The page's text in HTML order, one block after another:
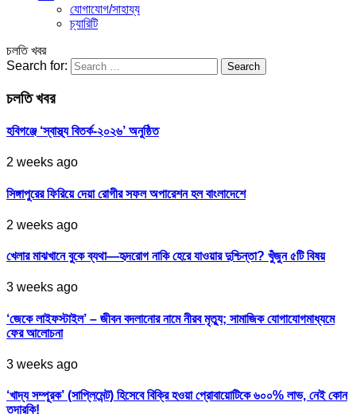
যোগাযোগ/সাহায্য
চ্যারিটি
চলতি খবর
Search for:
চলতি খবর
হবিগঞ্জে ‘স্বাস্থ্য বিতর্ক-২০২৬’ অনুষ্ঠিত
2 weeks ago
সিঙ্গাপুরের ফিরিয়ে দেয়া রোগীর সফল অপারেশন হল বাংলাদেশে
2 weeks ago
খেলার মাঝখানে বুকে ব্যথা—হৃদরোগ নাকি হেরে যাওয়ার দুশ্চিন্তা? খুঁজুন ৫টি বিষয়
3 weeks ago
‘জেকে লাইফস্টাইল’ – জীবন বদলানোর নামে নীরব মৃত্যু; সামাজিক যোগাযোগমাধ্যমে
ফের আলোচনা
3 weeks ago
‘খাদ্য সম্পূরক’ (সাপ্লিমেন্ট) হিসেবে বিক্রি হওয়া প্রোবায়োটিকে ৬০০% লাভ, নেই কোন
তদারকি!